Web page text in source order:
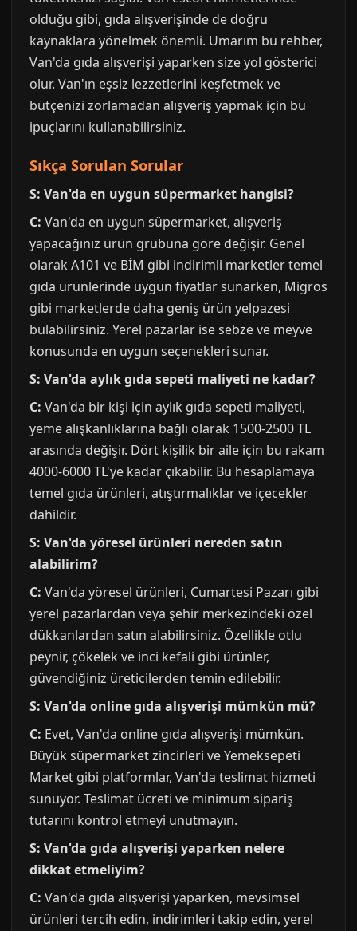
olduğu gibi, gıda alışverişinde de doğru
kaynaklara yönelmek önemli. Umarım bu rehber,
Van'da gıda alışverişi yaparken size yol gösterici
olur. Van'ın eşsiz lezzetlerini keşfetmek ve
bütçenizi zorlamadan alışveriş yapmak için bu
ipuçlarını kullanabilirsiniz.
Sıkça Sorulan Sorular
S: Van'da en uygun süpermarket hangisi?
C: Van'da en uygun süpermarket, alışveriş
yapacağınız ürün grubuna göre değişir. Genel
olarak A101 ve BİM gibi indirimli marketler temel
gıda ürünlerinde uygun fiyatlar sunarken, Migros
gibi marketlerde daha geniş ürün yelpazesi
bulabilirsiniz. Yerel pazarlar ise sebze ve meyve
konusunda en uygun seçenekleri sunar.
S: Van'da aylık gıda sepeti maliyeti ne kadar?
C: Van'da bir kişi için aylık gıda sepeti maliyeti,
yeme alışkanlıklarına bağlı olarak 1500-2500 TL
arasında değişir. Dört kişilik bir aile için bu rakam
4000-6000 TL'ye kadar çıkabilir. Bu hesaplamaya
temel gıda ürünleri, atıştırmalıklar ve içecekler
dahildir.
S: Van'da yöresel ürünleri nereden satın
alabilirim?
C: Van'da yöresel ürünleri, Cumartesi Pazarı gibi
yerel pazarlardan veya şehir merkezindeki özel
dükkanlardan satın alabilirsiniz. Özellikle otlu
peynir, çökelek ve inci kefali gibi ürünler,
güvendiğiniz üreticilerden temin edilebilir.
S: Van'da online gıda alışverişi mümkün mü?
C: Evet, Van'da online gıda alışverişi mümkün.
Büyük süpermarket zincirleri ve Yemeksepeti
Market gibi platformlar, Van'da teslimat hizmeti
sunuyor. Teslimat ücreti ve minimum sipariş
tutarını kontrol etmeyi unutmayın.
S: Van'da gıda alışverişi yaparken nelere
dikkat etmeliyim?
C: Van'da gıda alışverişi yaparken, mevsimsel
ürünleri tercih edin, indirimleri takip edin, yerel